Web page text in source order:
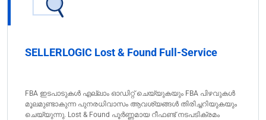
SELLERLOGIC Lost & Found Full-Service
FBA ഇടപാടുകൾ എല്ലാം ഓഡിറ്റ് ചെയ്യുകയും FBA പിഴവുകൾ
മൂലമുണ്ടാകുന്ന പുനരധിവാസം ആവശ്യങ്ങൾ തിരിച്ചറിയുകയും
ചെയ്യുന്നു. Lost & Found പൂർണ്ണമായ റീഫണ്ട് നടപടിക്രമം